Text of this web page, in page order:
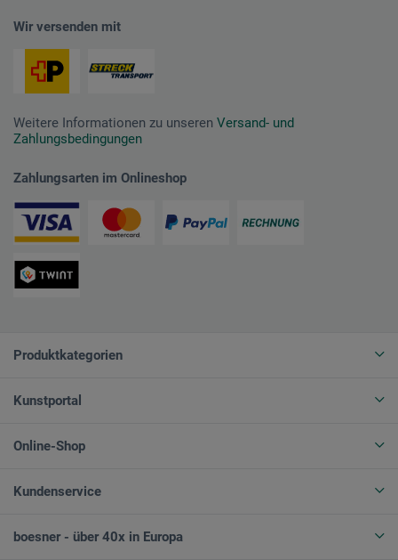
Wir versenden mit
Weitere Informationen zu unseren Versand- und
Zahlungsbedingungen
Zahlungsarten im Onlineshop
Produktkategorien
Kunstportal
Online-Shop
Kundenservice
boesner - über 40x in Europa